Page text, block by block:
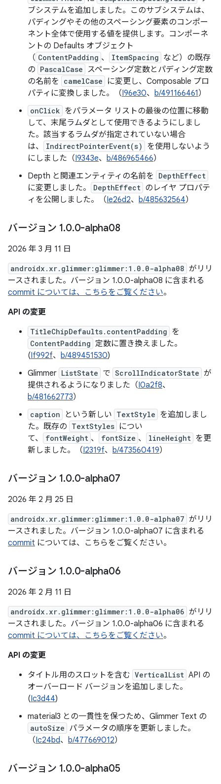
ブシステムを追加しました。このサブシステムは、
パディングやその他のスペーシング要素のコンポー
ネント全体で使用する値を提供します。コンポーネ
ントの Defaults オブジェクト
（ ContentPadding 、 ItemSpacing など）の既存
の PascalCase スペーシング定数とパディング定数
の名前を
camelCase
に変更し、Composable プロ
パティに変換しました。（I96e30、 b/491166461）
onClick をパラメータ リストの最後の位置に移動
して、末尾ラムダとして使用できるようにしまし
た。該当するラムダが指定されていない場合
は、
IndirectPointerEvent(s)
を使用しないよう
にしました（I9343e、 b/486965466）
Depth と関連エンティティの名前を
DepthEffect
に変更しました。 DepthEffect のレイヤ プロパテ
ィを公開しました。（Ie26d2、 b/485632564）
バージョン 1.0.0-alpha08
2026 年 3 月 11 日
androidx.xr.glimmer:glimmer:1.0.0-alpha08 がリリ
ースされました。バージョン 1.0.0-alpha08 に含まれる
commit については、こちらをご覧ください。
API の変更
TitleChipDefaults.contentPadding を
ContentPadding 定数に置き換えました。
(If992f、 b/489451530)
Glimmer ListState で ScrollIndicatorState が
提供されるようになりました（I0a2f8、
b/481662773）
caption という新しい TextStyle を追加しまし
た。既存の TextStyles につい
て、
fontWeight 、 fontSize 、 lineHeight を更
新しました。（I2319f、 b/473560419）
バージョン 1.0.0-alpha07
2026 年 2 月 25 日
androidx.xr.glimmer:glimmer:1.0.0-alpha07 がリリ
ースされました。バージョン 1.0.0-alpha07 に含まれる
commit については、こちらをご覧ください。
バージョン 1.0.0-alpha06
2026 年 2 月 11 日
androidx.xr.glimmer:glimmer:1.0.0-alpha06 がリリ
ースされました。バージョン 1.0.0-alpha06 に含まれる
commit については、こちらをご覧ください。
API の変更
タイトル用のスロットを含む VerticalList API の
オーバーロード バージョンを追加しました。
(Ic3d44)
material3 との一貫性を保つため、Glimmer Text の
autoSize パラメータの順序を更新しました。
（Ic24bd、 b/477669012）
バージョン 1.0.0-alpha05